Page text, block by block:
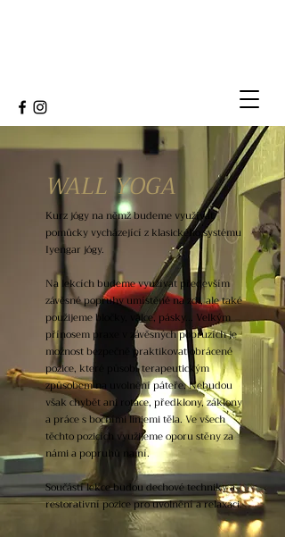
WALL YOGA
Kurz jógy na němž budeme využívat
pomůcky vycházející z klasického systému
Iyengar jógy.
Na lekcích budeme využívat především
závěsné popruhy umístěné na zdi, ale také
použijeme bločky, válce, pásky... Velkým
přínosem praxe v závěsných popruzích je
možnost bezpečně praktikovat obrácené
pozice, které působí terapeutickým
způsobem na uvolnění páteře. Nebudou
však chybět ani rotace, předklony, záklony
a práce s bočními liniemi těla. Ve všech
těchto pozicích využijeme oporu stěny za
námi a popruhů na ní.
Součástí lekce budou dechové techniky a
restorativní pozice pro uvolnění a relaxaci.